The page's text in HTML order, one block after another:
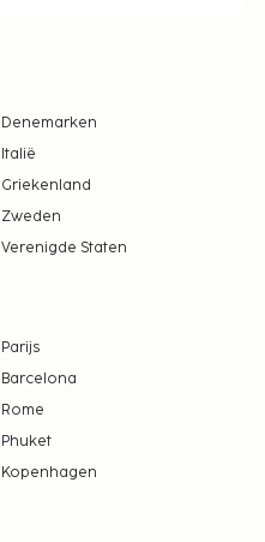
Denemarken
Italië
Griekenland
Zweden
Verenigde Staten
Parijs
Barcelona
Rome
Phuket
Kopenhagen